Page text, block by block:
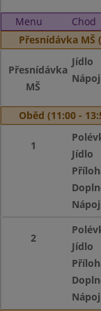
Menu Chod
Přesnídávka MŠ
Přesnídávka
MŠ
Jídlo
Nápoj
Oběd (11:00 -
1
Jídlo
Nápoj
2
Jídlo
Nápoj